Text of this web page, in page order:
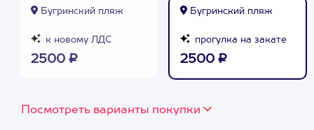
Бугринский пляж
к новому ЛДС
2500 ₽
Бугринский пляж
прогулка на закате
2500 ₽
Посмотреть варианты покупки